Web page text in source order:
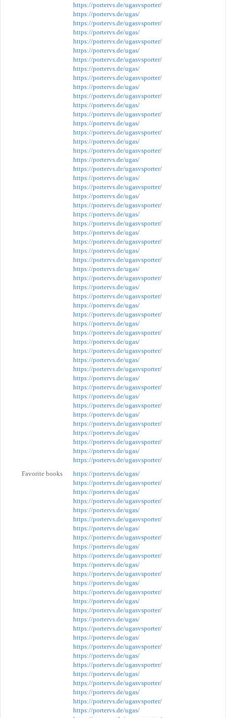
https://portervs.de/ugasvsporter/
https://portervs.de/ugas/
https://portervs.de/ugasvsporter/
https://portervs.de/ugas/
https://portervs.de/ugasvsporter/
https://portervs.de/ugas/
https://portervs.de/ugasvsporter/
https://portervs.de/ugas/
https://portervs.de/ugasvsporter/
https://portervs.de/ugas/
https://portervs.de/ugasvsporter/
https://portervs.de/ugas/
https://portervs.de/ugasvsporter/
https://portervs.de/ugas/
https://portervs.de/ugasvsporter/
https://portervs.de/ugas/
https://portervs.de/ugasvsporter/
https://portervs.de/ugas/
https://portervs.de/ugasvsporter/
https://portervs.de/ugas/
https://portervs.de/ugasvsporter/
https://portervs.de/ugas/
https://portervs.de/ugasvsporter/
https://portervs.de/ugas/
https://portervs.de/ugasvsporter/
https://portervs.de/ugas/
https://portervs.de/ugasvsporter/
https://portervs.de/ugas/
https://portervs.de/ugasvsporter/
https://portervs.de/ugas/
https://portervs.de/ugasvsporter/
https://portervs.de/ugas/
https://portervs.de/ugasvsporter/
https://portervs.de/ugas/
https://portervs.de/ugasvsporter/
https://portervs.de/ugas/
https://portervs.de/ugasvsporter/
https://portervs.de/ugas/
https://portervs.de/ugasvsporter/
https://portervs.de/ugas/
https://portervs.de/ugasvsporter/
https://portervs.de/ugas/
https://portervs.de/ugasvsporter/
https://portervs.de/ugas/
https://portervs.de/ugasvsporter/
https://portervs.de/ugas/
https://portervs.de/ugasvsporter/
https://portervs.de/ugas/
https://portervs.de/ugasvsporter/
https://portervs.de/ugas/
https://portervs.de/ugasvsporter/
Favorite books
https://portervs.de/ugas/
https://portervs.de/ugasvsporter/
https://portervs.de/ugas/
https://portervs.de/ugasvsporter/
https://portervs.de/ugas/
https://portervs.de/ugasvsporter/
https://portervs.de/ugas/
https://portervs.de/ugasvsporter/
https://portervs.de/ugas/
https://portervs.de/ugasvsporter/
https://portervs.de/ugas/
https://portervs.de/ugasvsporter/
https://portervs.de/ugas/
https://portervs.de/ugasvsporter/
https://portervs.de/ugas/
https://portervs.de/ugasvsporter/
https://portervs.de/ugas/
https://portervs.de/ugasvsporter/
https://portervs.de/ugas/
https://portervs.de/ugasvsporter/
https://portervs.de/ugas/
https://portervs.de/ugasvsporter/
https://portervs.de/ugas/
https://portervs.de/ugasvsporter/
https://portervs.de/ugas/
https://portervs.de/ugasvsporter/
https://portervs.de/ugas/